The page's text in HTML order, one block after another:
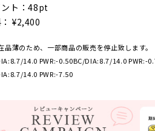
ト：48pt
¥2,400
品薄のため、一部商品の販売を停止致します。
14.0 PWR:-0.50BC/DIA:8.7/14.0 PWR:-
14.0 PWR:-7.50